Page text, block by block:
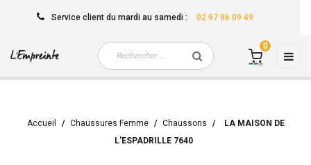
Service client du mardi au samedi : 02 97 86 09 49
☰
0
Accueil Chaussures Femme Chaussons
LA MAISON DE
L'ESPADRILLE 7640